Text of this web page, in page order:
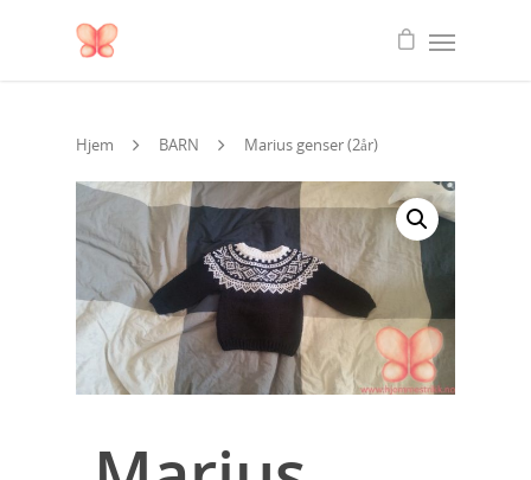
Hjem BARN Marius genser (2år)